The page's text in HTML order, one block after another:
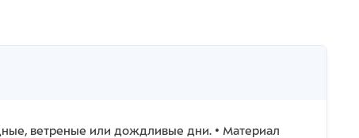
ветреные или дождливые дни. • Материал